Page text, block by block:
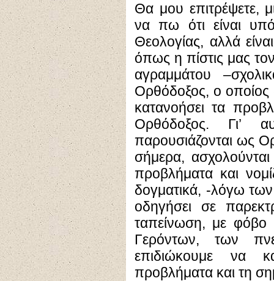
Θα μου επιτρέψετε,
να πω ότι είναι
Θεολογίας, αλλά
όπως η πίστις μας
αγραμμάτου
Ορθόδοξος, ο οποίος
κατανοήσει τα
Ορθόδοξος. Γι’
παρουσιάζονται ως
σήμερα, ασχολούνται
προβλήματα και
δογματικά, -λόγω
οδηγήσει σε
ταπείνωση, με φόβο
Γερόντων, των
επιδιώκουμε να
προβλήματα και τη